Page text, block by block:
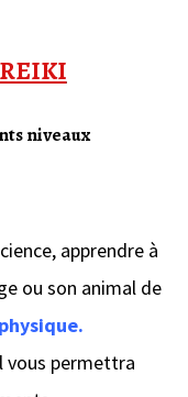
niveaux
apprendre à
ou son animal de
permettra